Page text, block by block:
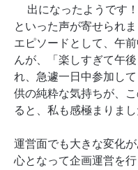
出になったようです！
といった声が寄せられ
エピソードとして、午
んが、「楽しすぎて午
れ、急遽一日中参加し
供の純粋な気持ちが、
ると、私も感極まりまし
運営面でも大きな変化
心となって企画運営を